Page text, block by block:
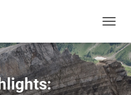
O
G
G
L
E